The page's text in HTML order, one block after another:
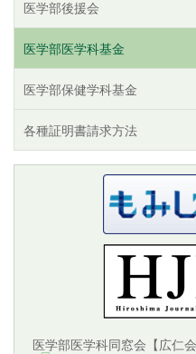
医学部後援会
医学部医学科基金
医学部保健学科基金
各種証明書請求方法
医学部医学科同窓会【広仁会